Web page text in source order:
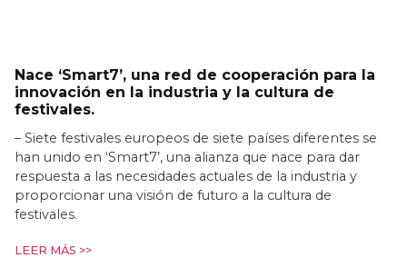
Nace ‘Smart7’, una red de cooperación para la
innovación en la industria y la cultura de
festivales.
– Siete festivales europeos de siete países diferentes se
han unido en ‘Smart7’, una alianza que nace para dar
respuesta a las necesidades actuales de la industria y
proporcionar una visión de futuro a la cultura de
festivales.
LEER MÁS >>